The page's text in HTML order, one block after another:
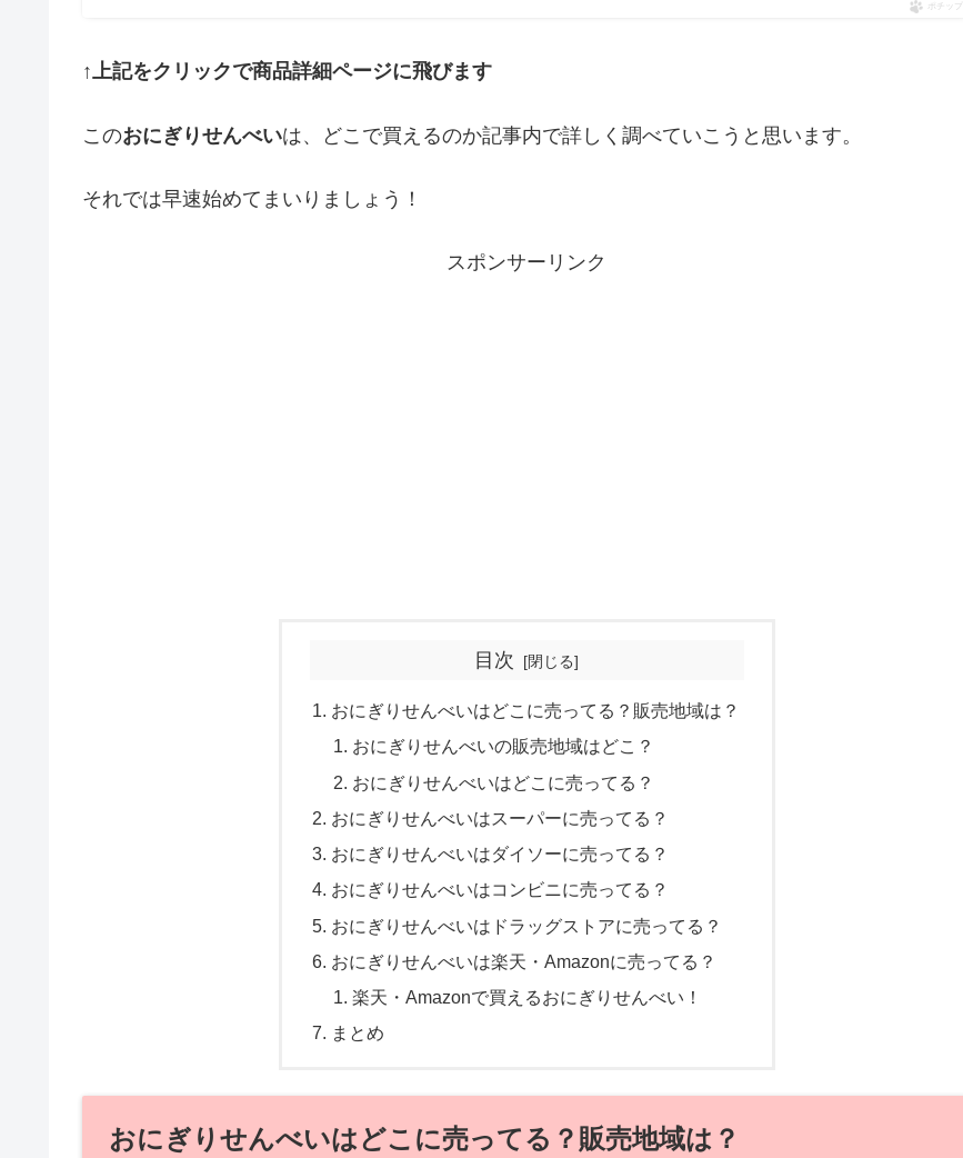
ポチップ
↑上記をクリックで商品詳細ページに飛びます
このおにぎりせんべいは、どこで買えるのか記事内で詳しく調べていこうと思います。
それでは早速始めてまいりましょう！
スポンサーリンク
目次
おにぎりせんべいはどこに売ってる？販売地域は？
おにぎりせんべいの販売地域はどこ？
おにぎりせんべいはどこに売ってる？
おにぎりせんべいはスーパーに売ってる？
おにぎりせんべいはダイソーに売ってる？
おにぎりせんべいはコンビニに売ってる？
おにぎりせんべいはドラッグストアに売ってる？
おにぎりせんべいは楽天・Amazonに売ってる？
楽天・Amazonで買えるおにぎりせんべい！
まとめ
おにぎりせんべいはどこに売ってる？販売地域は？